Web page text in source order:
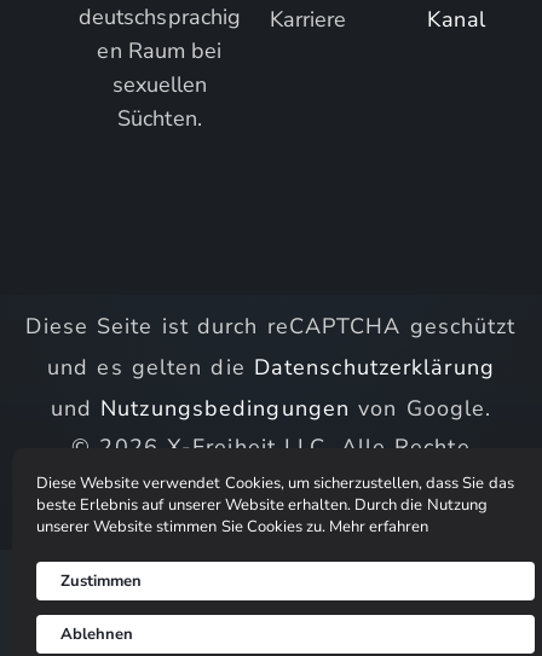
deutschsprachig
en Raum bei
sexuellen
Süchten.
Karriere
Kanal
Diese Seite ist durch reCAPTCHA geschützt
und es gelten die Datenschutzerklärung
und Nutzungsbedingungen von Google.
© 2026 X-Freiheit LLC. Alle Rechte
vorbehalten.
Diese Website verwendet Cookies, um sicherzustellen, dass Sie das
beste Erlebnis auf unserer Website erhalten. Durch die Nutzung
unserer Website stimmen Sie Cookies zu. Mehr erfahren
Zustimmen
Ablehnen